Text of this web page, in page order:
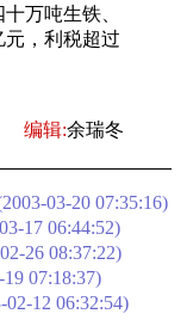
万吨生铁、
，利税超过
编辑:余瑞冬
03-20 07:35:16)
17 06:44:52)
26 08:37:22)
07:18:37)
02-12 06:32:54)